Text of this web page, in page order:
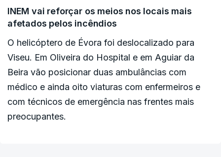
INEM vai reforçar os meios nos locais mais
afetados pelos incêndios
O helicóptero de Évora foi deslocalizado para
Viseu. Em Oliveira do Hospital e em Aguiar da
Beira vão posicionar duas ambulâncias com
médico e ainda oito viaturas com enfermeiros e
com técnicos de emergência nas frentes mais
preocupantes.